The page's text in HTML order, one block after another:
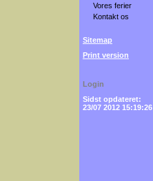
Vores ferier
Kontakt os
Sitemap
Print version
Login
Sidst opdateret:
23/07 2012 15:19:26